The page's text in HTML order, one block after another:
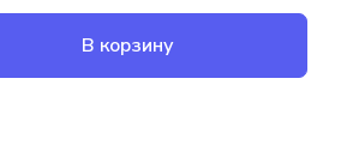
В корзину